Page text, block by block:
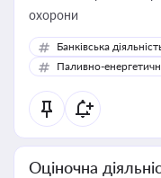
охорони
Банківська
Паливно-
Оціночна